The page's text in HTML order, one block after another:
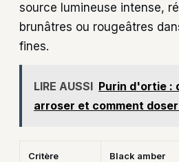
source lumineuse intense,
brunâtres ou rougeâtres
fines.
LIRE AUSSI Purin d'ortie :
arroser et comment
Critère
Black amber